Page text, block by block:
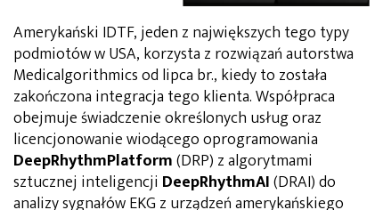
Amerykański IDTF, jeden z największych tego typy
podmiotów w USA, korzysta z rozwiązań autorstwa
Medicalgorithmics od lipca br., kiedy to została
zakończona integracja tego klienta. Współpraca
obejmuje świadczenie określonych usług oraz
licencjonowanie wiodącego oprogramowania
DeepRhythmPlatform(DRP) z algorytmami
sztucznej inteligencji DeepRhythmAI(DRAI) do
analizy sygnałów EKG z urządzeń amerykańskiego